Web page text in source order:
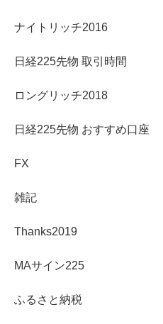
ナイトリッチ2016
日経225先物 取引時間
ロングリッチ2018
日経225先物 おすすめ口座
FX
雑記
Thanks2019
MAサイン225
ふるさと納税